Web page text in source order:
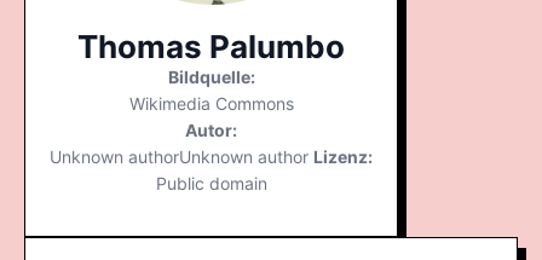
Thomas Palumbo
Bildquelle:
Wikimedia Commons
Autor:
Unknown authorUnknown author Lizenz:
Public domain